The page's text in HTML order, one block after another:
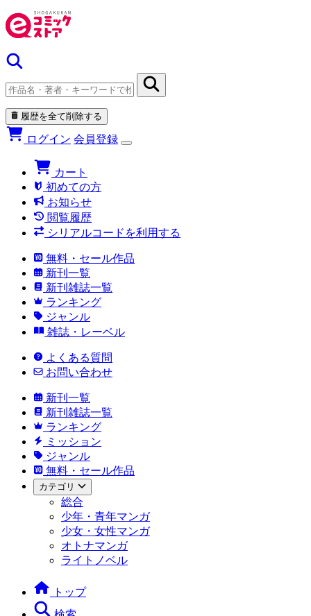
履歴を全て削除する
ログイン 会員登録
カート
初めての方
お知らせ
閲覧履歴
シリアルコードを利用する
無料・セール作品
新刊一覧
新刊雑誌一覧
ランキング
ジャンル
雑誌・レーベル
よくある質問
お問い合わせ
新刊一覧
新刊雑誌一覧
ランキング
ミッション
ジャンル
無料・セール作品
カテゴリ
総合
少年・青年マンガ
少女・女性マンガ
オトナマンガ
ライトノベル
トップ